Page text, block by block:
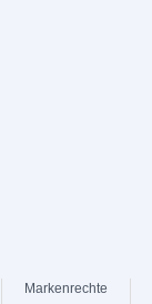
Markenrechte